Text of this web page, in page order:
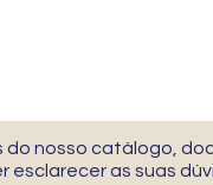
do nosso catálogo,
as suas